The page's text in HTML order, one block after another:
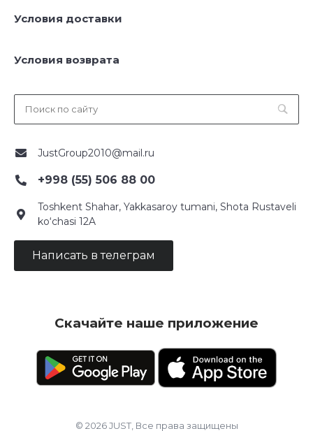
Условия доставки
Условия возврата
JustGroup2010@mail.ru
+998 (55) 506 88 00
Toshkent Shahar, Yakkasaroy tumani, Shota Rustaveli
ko‘chasi 12A
Написать в телеграм
Скачайте наше приложение
© 2026 JUST, Все права защищены